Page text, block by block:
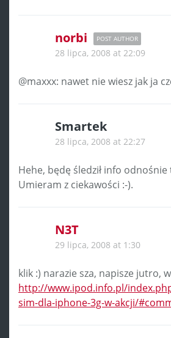
norbi POST AUTHOR
28 lipca, 2008 at 22:09
@maxxx: nawet nie wiesz jak ja
Smartek
28 lipca, 2008 at 22:27
Hehe, będę śledził info
Umieram z ciekawości :-).
N3T
29 lipca, 2008 at 1:30
klik :) narazie sza, napisze jutro,
http://www.ipod.info.pl/
sim-dla-iphone-3g-w-akcji/